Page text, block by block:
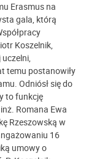
Erasmus na
gala, którą
Koszelnik,
temu postanowiły
Odniósł się do
to funkcję
Romana Ewa
Rzeszowską w
16
umowy o